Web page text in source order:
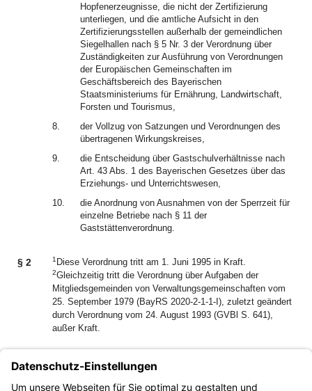
Hopfenerzeugnisse, die nicht der Zertifizierung
unterliegen, und die amtliche Aufsicht in den
Zertifizierungsstellen außerhalb der gemeindlichen
Siegelhallen nach § 5 Nr. 3 der Verordnung über
Zuständigkeiten zur Ausführung von Verordnungen
der Europäischen Gemeinschaften im
Geschäftsbereich des Bayerischen
Staatsministeriums für Ernährung, Landwirtschaft,
Forsten und Tourismus,
8.
der Vollzug von Satzungen und Verordnungen des
übertragenen Wirkungskreises,
9.
die Entscheidung über Gastschulverhältnisse nach
Art. 43 Abs. 1 des Bayerischen Gesetzes über das
Erziehungs- und Unterrichtswesen,
10.
die Anordnung von Ausnahmen von der Sperrzeit für
einzelne Betriebe nach § 11 der
Gaststättenverordnung.
§ 2 1 Diese Verordnung tritt am 1. Juni 1995 in Kraft.
2Gleichzeitig tritt die Verordnung über Aufgaben der
Mitgliedsgemeinden von Verwaltungsgemeinschaften vom
25. September 1979 (BayRS 2020-2-1-1-I), zuletzt geändert
durch Verordnung vom 24. August 1993 (GVBl S. 641),
außer Kraft.
München, den 30. April 1995
Bayerisches Staatsministerium des Innern